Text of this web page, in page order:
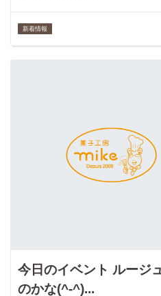
新着情報
今日のイベント ルージ
のかな(^-^)...